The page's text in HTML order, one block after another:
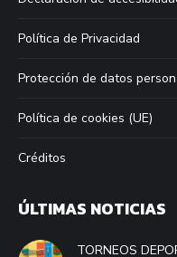
Política de Privacidad
Protección de datos
Política de cookies (UE)
Créditos
ÚLTIMAS NOTICIAS
TORNEOS